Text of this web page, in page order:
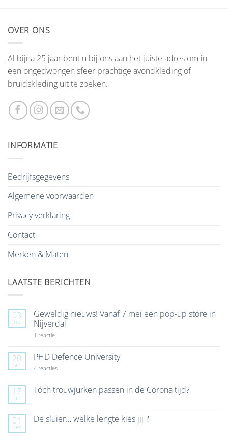
OVER ONS
Al bijna 25 jaar bent u bij ons aan het juiste adres om in
een ongedwongen sfeer prachtige avondkleding of
bruidskleding uit te zoeken.
INFORMATIE
Bedrijfsgegevens
Algemene voorwaarden
Privacy verklaring
Contact
Merken & Maten
LAATSTE BERICHTEN
03
mei
Geweldig nieuws! Vanaf 7 mei een pop-up store in
Nijverdal
1 reactieop
Vanaf
7
mei
up
store
20
jan
PHD Defence University
4 reactiesop
University
17
jan
Tóch trouwjurken passen in de Corona tijd?
Tóch
01
dec
De sluier… welke lengte kies jij ?